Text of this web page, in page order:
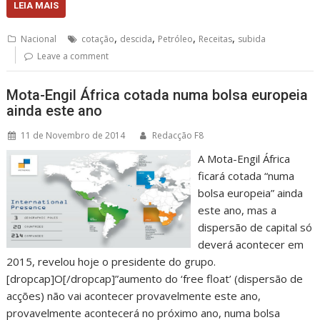
LEIA MAIS
Nacional cotação, descida, Petróleo, Receitas, subida
Leave a comment
Mota-Engil África cotada numa bolsa europeia
ainda este ano
11 de Novembro de 2014 Redacção F8
A Mota-Engil África
ficará cotada “numa
bolsa europeia” ainda
este ano, mas a
dispersão de capital só
deverá acontecer em
2015, revelou hoje o presidente do grupo.
[dropcap]O[/dropcap]”aumento do ‘free float’ (dispersão de
acções) não vai acontecer provavelmente este ano,
provavelmente acontecerá no próximo ano, numa bolsa